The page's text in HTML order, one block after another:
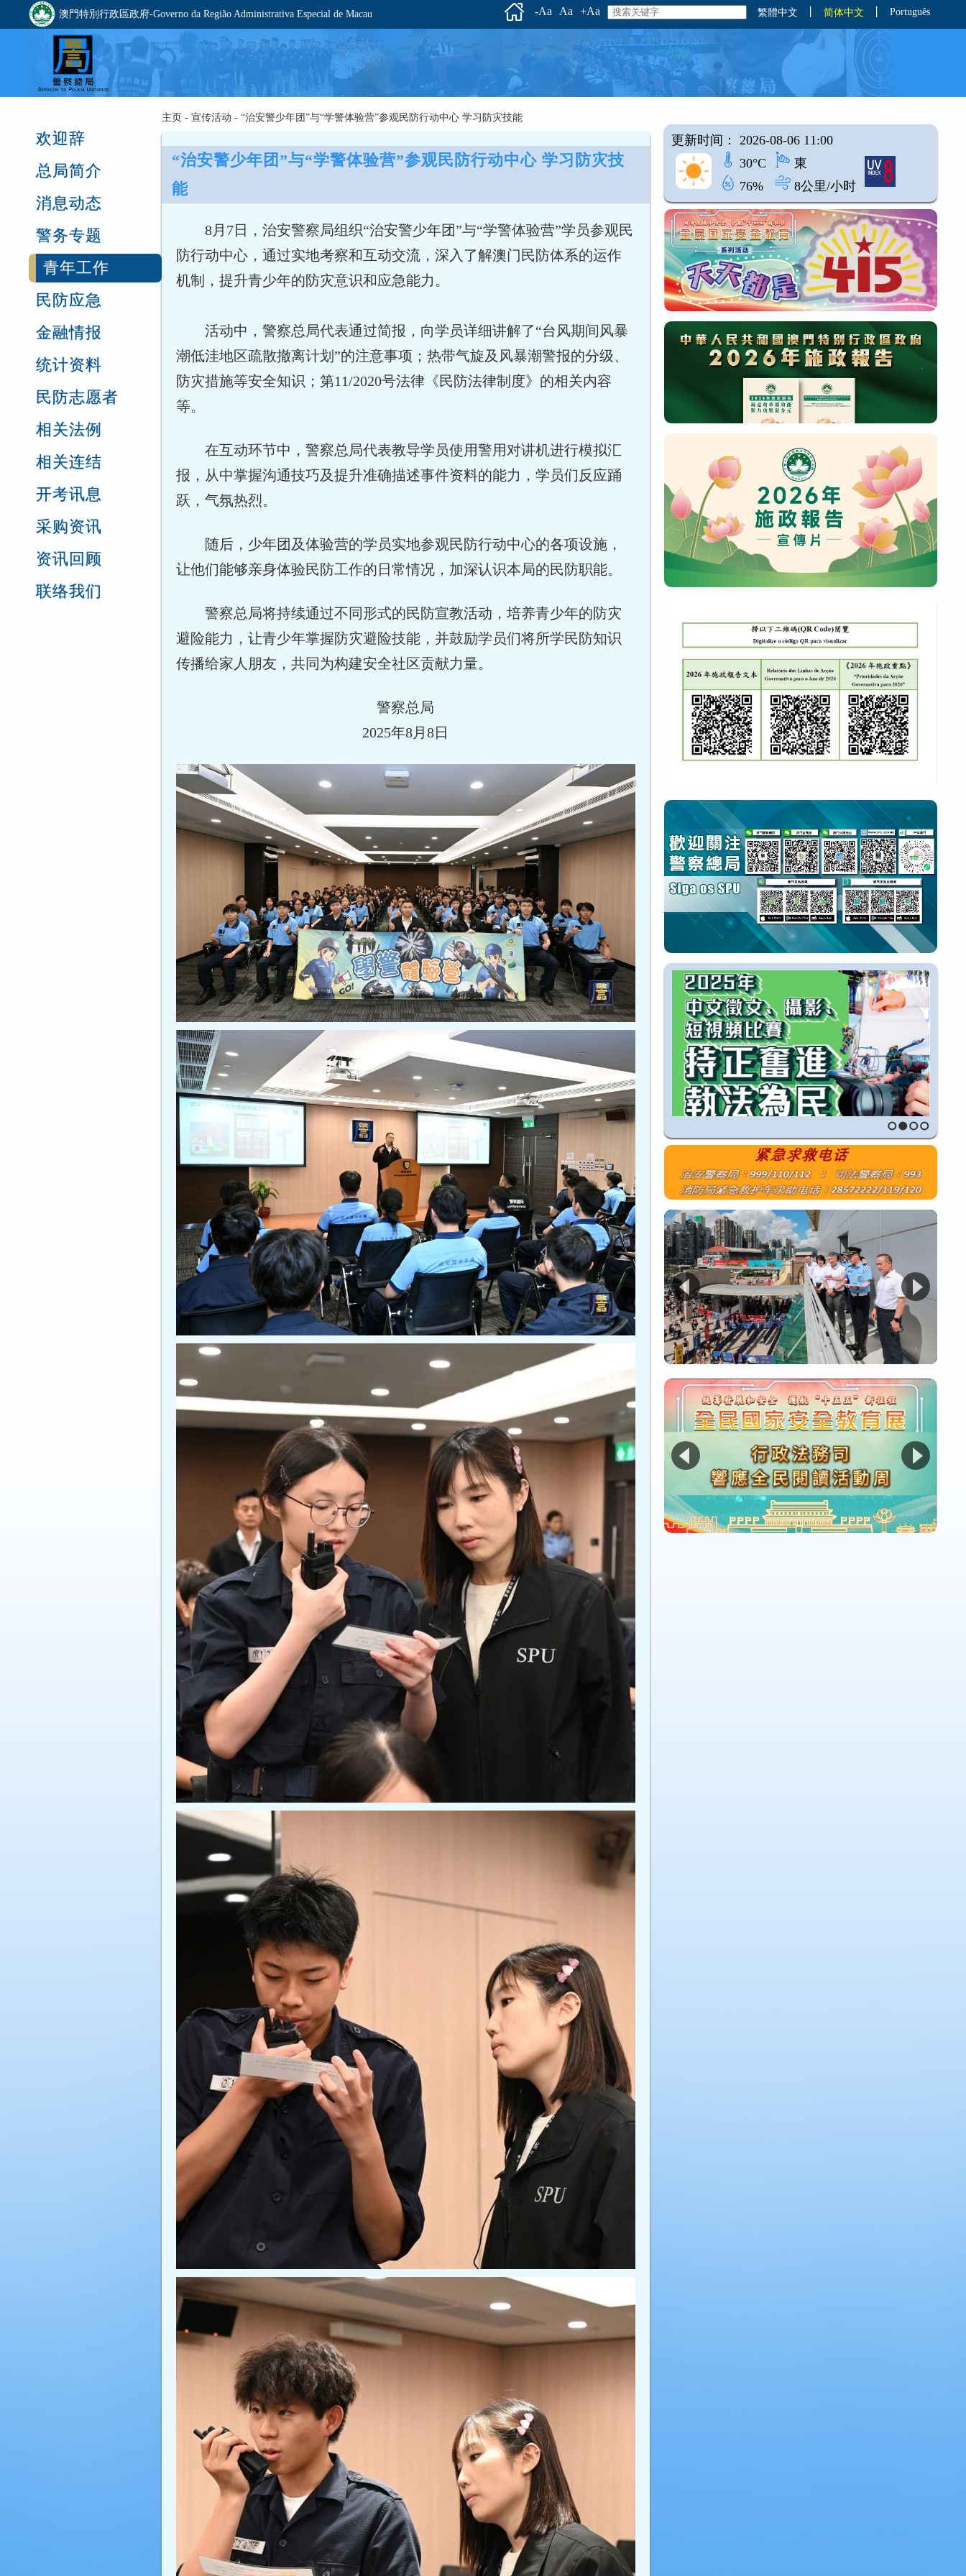
澳門特別行政區政府-Governo da Região Administrativa Especial de Macau -Aa Aa +Aa 繁體中文 简体中文 Português
欢迎辞
总局简介
消息动态
警务专题
青年工作
民防应急
金融情报
统计资料
民防志愿者
相关法例
相关连结
开考讯息
采购资讯
资讯回顾
联络我们
主页 - 宣传活动 - “治安警少年团”与“学警体验营”参观民防行动中心 学习防灾技能
“治安警少年团”与“学警体验营”参观民防行动中心 学习防灾技
能
8月7日，治安警察局组织“治安警少年团”与“学警体验营”学员参观民
防行动中心，通过实地考察和互动交流，深入了解澳门民防体系的运作
机制，提升青少年的防灾意识和应急能力。
活动中，警察总局代表通过简报，向学员详细讲解了“台风期间风暴
潮低洼地区疏散撤离计划”的注意事项；热带气旋及风暴潮警报的分级、
防灾措施等安全知识；第11/2020号法律《民防法律制度》的相关内容
等。
在互动环节中，警察总局代表教导学员使用警用对讲机进行模拟汇
报，从中掌握沟通技巧及提升准确描述事件资料的能力，学员们反应踊
跃，气氛热烈。
随后，少年团及体验营的学员实地参观民防行动中心的各项设施，
让他们能够亲身体验民防工作的日常情况，加深认识本局的民防职能。
警察总局将持续通过不同形式的民防宣教活动，培养青少年的防灾
避险能力，让青少年掌握防灾避险技能，并鼓励学员们将所学民防知识
传播给家人朋友，共同为构建安全社区贡献力量。
警察总局
2025年8月8日
更新时间： 2026-08-06 11:00
30°C
東
76%
8公里/小时
1 2 3 4